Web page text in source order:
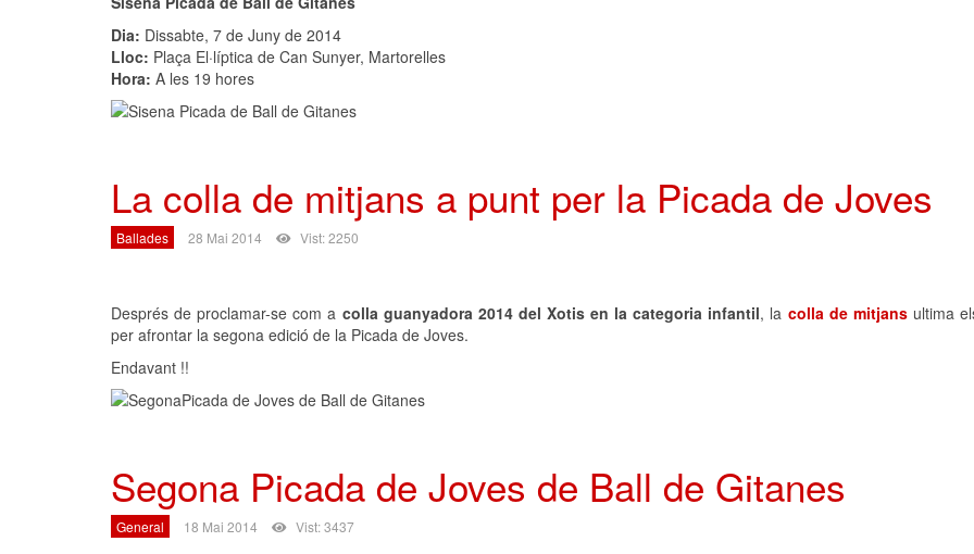
Dia: Dissabte, 7 de Juny de 2014
Lloc: Plaça El·líptica de Can Sunyer, Martorelles
Hora: A les 19 hores
La colla de mitjans a punt per la Picada de Joves
Ballades 28 Mai 2014 Vist: 2250
Després de proclamar-se com a colla guanyadora 2014 del Xotis en la categoria infantil, la colla de mitjansultima
per afrontar la segona edició de la Picada de Joves.
Endavant !!
Segona Picada de Joves de Ball de Gitanes
General 18 Mai 2014 Vist: 3437